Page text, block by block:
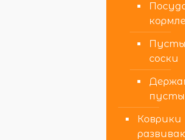
соски
Коврики